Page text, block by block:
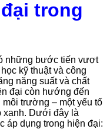
trong
những bước tiến vượt
kỹ thuật và công
năng suất và chất
đại còn hướng đến
trường – một yếu tố
xanh. Dưới đây là
áp dụng trong hiện đại: